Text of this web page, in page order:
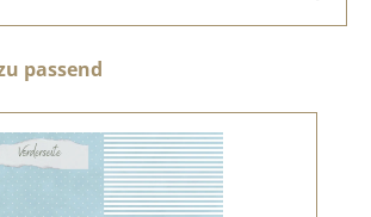
überspringen
passend